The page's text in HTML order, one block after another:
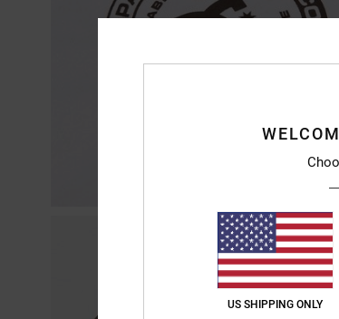
US SHIPPING ONLY